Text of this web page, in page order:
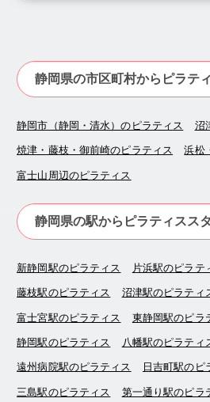
静岡県の市区町村からピラテ
静岡市（静岡・清水）のピラティス 沼
焼津・藤枝・御前崎のピラティス 浜松
富士山周辺のピラティス
静岡県の駅からピラティスス
新静岡駅のピラティス 片浜駅のピラテ
藤枝駅のピラティス 沼津駅のピラティ
富士宮駅のピラティス 東静岡駅のピラ
静岡駅のピラティス 八幡駅のピラティ
遠州病院駅のピラティス 日吉町駅のピ
三島駅のピラティス 第一通り駅のピラ